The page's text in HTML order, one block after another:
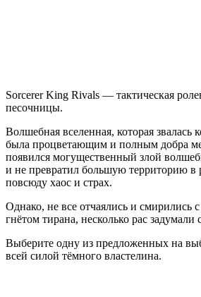
Sorcerer King Rivals — тактическая
песочницы.
Волшебная вселенная, которая звалась
была процветающим и полным добра
появился могущественный злой
и не превратил большую территорию в
повсюду хаос и страх.
Однако, не все отчаялись и смирились
гнётом тирана, несколько рас задумали
Выберите одну из предложенных на
всей силой тёмного властелина.